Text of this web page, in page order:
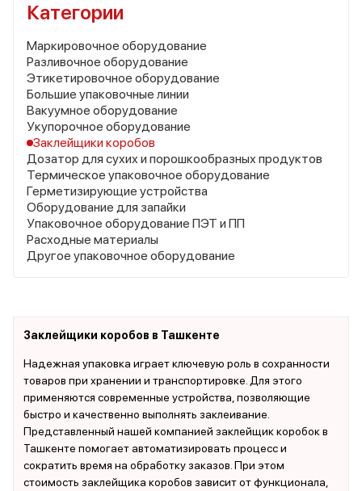
Категории
Маркировочное оборудование
Разливочное оборудование
Этикетировочное оборудование
Большие упаковочные линии
Вакуумное оборудование
Укупорочное оборудование
Заклейщики коробов
Дозатор для сухих и порошкообразных продуктов
Термическое упаковочное оборудование
Герметизирующие устройства
Оборудование для запайки
Упаковочное оборудование ПЭТ и ПП
Расходные материалы
Другое упаковочное оборудование
Заклейщики коробов в Ташкенте
Надежная упаковка играет ключевую роль в сохранности
товаров при хранении и транспортировке. Для этого
применяются современные устройства, позволяющие
быстро и качественно выполнять заклеивание.
Представленный нашей компанией заклейщик коробок в
Ташкенте помогает автоматизировать процесс и
сократить время на обработку заказов. При этом
стоимость заклейщика коробов зависит от функционала,